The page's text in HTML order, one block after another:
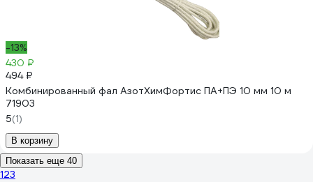
-13%
430 ₽
494 ₽
Комбинированный фал АзотХимФортис ПА+ПЭ 10 мм 10 м
71903
5(1)
В корзину
Показать еще 40
123